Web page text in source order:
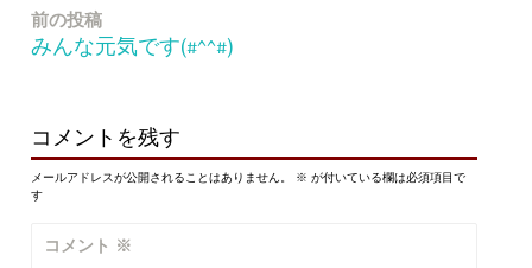
投
稿
ビ
ゲ
シ
前の投稿
みんな元気です(#^^#)
コメントを残す
メールアドレスが公開されることはありません。 ※ が付いている欄は必須項目で
す
コメント ※